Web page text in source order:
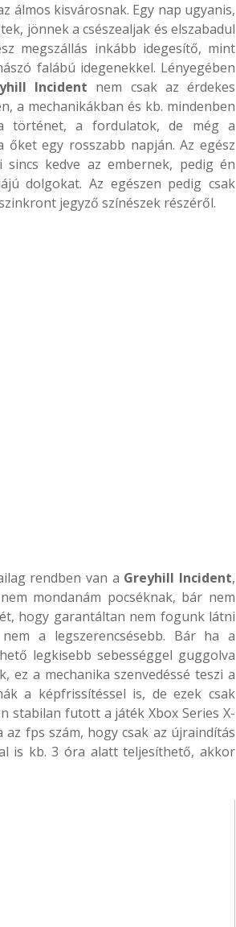
álmos kisvárosnak. Egy nap ugyanis,
jönnek a csészealjak és elszabadul
megszállás inkább idegesítő, mint
falábú idegenekkel. Lényegében
Incident nem csak az érdekes
a mechanikákban és kb. mindenben
történet, a fordulatok, de még a
egy rosszabb napján. Az egész
kedve az embernek, pedig én
dolgokat. Az egészen pedig csak
jegyző színészek részéről.
rendben van a Greyhill Incident,
mondanám pocséknak, bár nem
hogy garantáltan nem fogunk látni
a legszerencsésebb. Bár ha a
legkisebb sebességgel guggolva
ez a mechanika szenvedéssé teszi a
a képfrissítéssel is, de ezek csak
stabilan futott a játék Xbox Series X-
az fps szám, hogy csak az újraindítás
is kb. 3 óra alatt teljesíthető, akkor